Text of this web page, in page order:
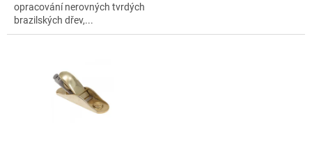
opracování nerovných tvrdých
brazilských dřev,...